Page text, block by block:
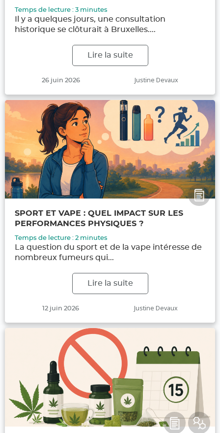
Temps de lecture : 3 minutes
Il y a quelques jours, une consultation
historique se clôturait à Bruxelles....
Lire la suite
Publié
26 juin 2026 Auteur
Justine Devaux
SPORT ET VAPE : QUEL IMPACT SUR LES
PERFORMANCES PHYSIQUES ?
Temps de lecture : 2 minutes
La question du sport et de la vape intéresse de
nombreux fumeurs qui...
Lire la suite
Publié
12 juin 2026 Auteur
Justine Devaux